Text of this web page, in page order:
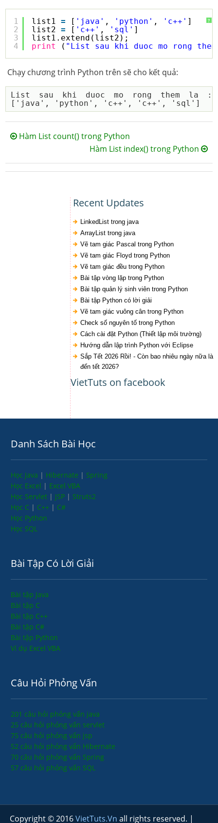
?
1
2
3
4
list1 = [ 'java' , 'python' , 'c++' ]
list2 = [ 'c++' , 'sql' ]
list1.extend(list2);
print
( "List sau khi duoc mo rong
Chạy chương trình Python trên sẽ cho kết quả:
List sau khi duoc mo rong them la :
Hàm List count() trong Python
Hàm List index() trong Python
Recent Updates
LinkedList trong java
ArrayList trong java
Vẽ tam giác Pascal trong Python
Vẽ tam giác Floyd trong Python
Vẽ tam giác đều trong Python
Bài tập vòng lặp trong Python
Bài tập quản lý sinh viên trong Python
Bài tập Python có lời giải
Vẽ tam giác vuông cân trong Python
Check số nguyên tố trong Python
Cách cài đặt Python (Thiết lập môi trường)
Hướng dẫn lập trình Python với Eclipse
Sắp Tết 2026 Rồi! - Còn bao nhiêu ngày nữa là
đến tết 2026?
VietTuts on facebook
Danh Sách Bài Học
Học Java | Hibernate | Spring
Học Excel | Excel VBA
Học Servlet | JSP | Struts2
Học C | C++ | C#
Học Python
Học SQL
Bài Tập Có Lời Giải
Bài tập Java
Bài tập C
Bài tập C++
Bài tập C#
Bài tập Python
Ví dụ Excel VBA
Câu Hỏi Phỏng Vấn
201 câu hỏi phỏng vấn java
25 câu hỏi phỏng vấn servlet
75 câu hỏi phỏng vấn jsp
52 câu hỏi phỏng vấn Hibernate
70 câu hỏi phỏng vấn Spring
57 câu hỏi phỏng vấn SQL
Copyright © 2016VietTuts.Vn all rights reserved. |